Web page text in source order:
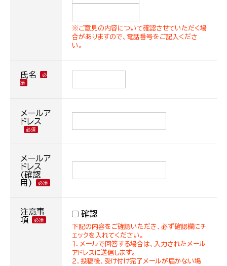
※ご意見の内容について確認させていただく場
合がありますので、電話番号をご記入くださ
い。
氏名
メールア
ドレス
メールア
ドレス
(確認
用)
注意事
項
確認
下記の内容をご確認いただき、必ず確認欄にチ
ェックを入れてください。
１．メールで回答する場合は、入力されたメール
アドレスに送信します。
２．投稿後、受け付け完了メールが届かない場